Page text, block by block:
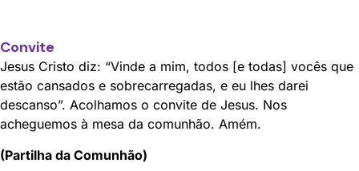
Convite
Jesus Cristo diz: “Vinde a mim, todos [e todas] vocês que
estão cansados e sobrecarregadas, e eu lhes darei
descanso”. Acolhamos o convite de Jesus. Nos
acheguemos à mesa da comunhão. Amém.
(Partilha da Comunhão)